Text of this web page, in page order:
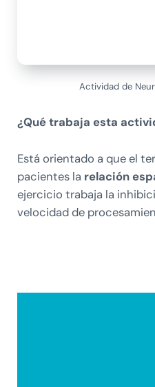
Actividad de
¿Qué trabaja esta
Está orientado a que el
pacientes la relación
ejercicio trabaja la
velocidad de